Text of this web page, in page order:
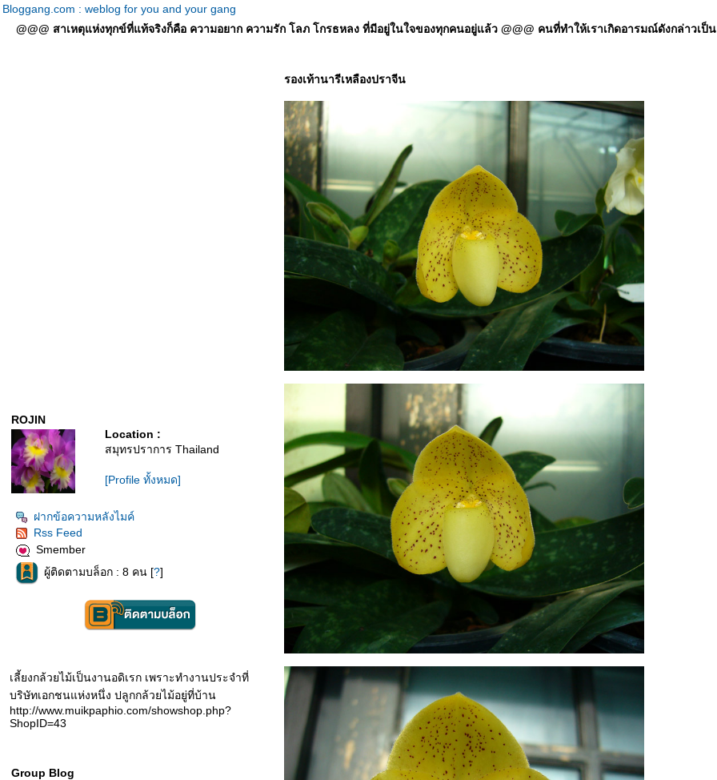
Bloggang.com : weblog for you and your gang
@@@ สาเหตุแห่งทุกข์ที่แท้จริงก็คือ ความอยาก ความรัก โลภ โกรธหลง ที่มีอยู่ในใจของทุกคนอยู่แล้ว @@@ คนที่ทำให้เราเกิดอารมณ์ดังกล่าวเ
ROJIN
Location :
สมุทรปราการ Thailand
[Profile ทั้งหมด]
ฝากข้อความหลังไมค์
Rss Feed
Smember
ผู้ติดตามบล็อก : 8 คน [?]
เลี้ยงกล้วยไม้เป็นงานอดิเรก เพราะทำงานประจำที่
บริษัทเอกชนแห่งหนึ่ง ปลูกกล้วยไม้อยู่ที่บ้าน
http://www.muikpaphio.com/showshop.php?
ShopID=43
Group Blog
รองเท้านารีเหลืองปราจีน